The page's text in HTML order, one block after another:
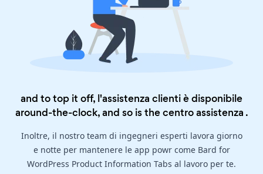
and to top it off, l'assistenza clienti è disponibile
around-the-clock, and so is thecentro assistenza .
Inoltre, il nostro team di ingegneri esperti lavora giorno
e notte per mantenere le app powr come Bard for
WordPress Product Information Tabs al lavoro per te.